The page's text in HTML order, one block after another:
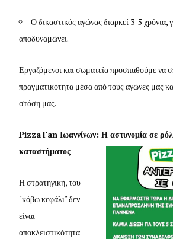
Ο δικαστικός αγώνας διαρκεί 3-5 χρόνια,
αποδυναμώνει.
Εργαζόμενοι και σωματεία προσπαθούμε να
πραγματικότητα μέσα από τους αγώνες μας
στάση μας.
PizzaFan Ιωαννίνων: Η αστυνομία σε
καταστήματος
Η στρατηγική, του
"κόβω κεφάλι" δεν
είναι
αποκλειστικότητα